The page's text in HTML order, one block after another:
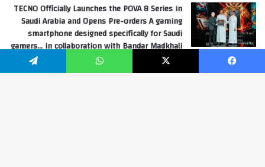
TECNO Officially Launches the POVA 8 Series in
Saudi Arabia and Opens Pre-orders A gaming
smartphone designed specifically for Saudi
gamers… in collaboration with Bandar Madkhali
“Banderita”
فيسبوك ‫X واتساب تيلقرام